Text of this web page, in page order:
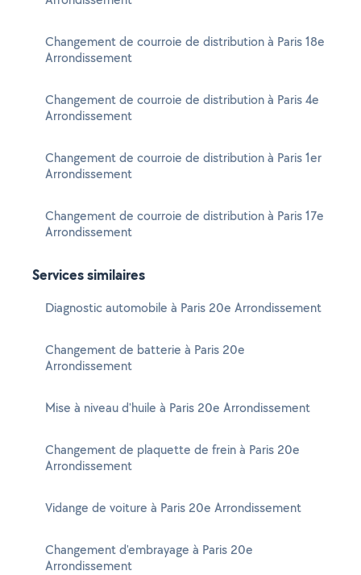
Changement de courroie de distribution à Paris 18e
Arrondissement
Changement de courroie de distribution à Paris 4e
Arrondissement
Changement de courroie de distribution à Paris 1er
Arrondissement
Changement de courroie de distribution à Paris 17e
Arrondissement
Services similaires
Diagnostic automobile à Paris 20e Arrondissement
Changement de batterie à Paris 20e
Arrondissement
Mise à niveau d'huile à Paris 20e Arrondissement
Changement de plaquette de frein à Paris 20e
Arrondissement
Vidange de voiture à Paris 20e Arrondissement
Changement d'embrayage à Paris 20e
Arrondissement